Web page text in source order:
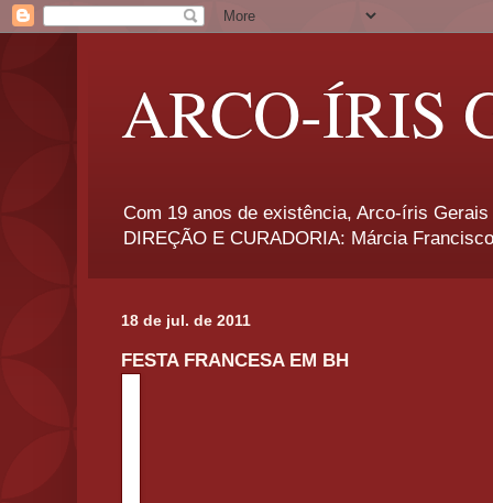
ARCO-ÍRIS
Com 19 anos de existência, Arco-íris
DIREÇÃO E CURADORIA: Márcia
18 de jul. de 2011
FESTA FRANCESA EM BH